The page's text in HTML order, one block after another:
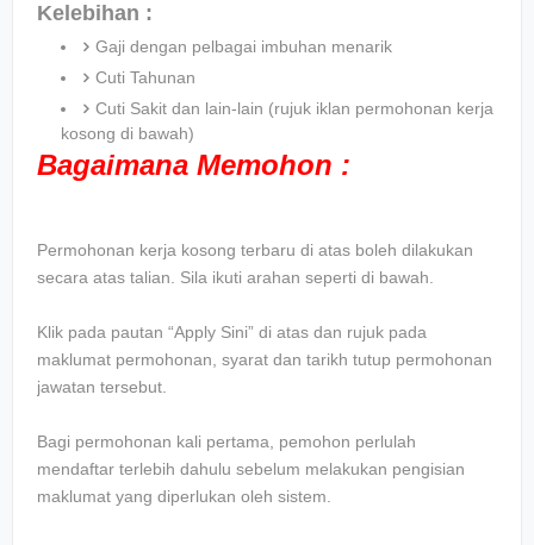
Kelebihan :
Gaji dengan pelbagai imbuhan menarik
Cuti Tahunan
Cuti Sakit dan lain-lain (rujuk iklan permohonan kerja
kosong di bawah)
Bagaimana Memohon :
Permohonan kerja kosong terbaru di atas boleh dilakukan
secara atas talian. Sila ikuti arahan seperti di bawah.
Klik pada pautan “Apply Sini” di atas dan rujuk pada
maklumat permohonan, syarat dan tarikh tutup permohonan
jawatan tersebut.
Bagi permohonan kali pertama, pemohon perlulah
mendaftar terlebih dahulu sebelum melakukan pengisian
maklumat yang diperlukan oleh sistem.